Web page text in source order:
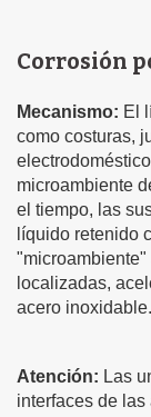
Corrosión
Mecanismo: El
como costuras,
microambiente
el tiempo, las
líquido retenido
localizadas,
acero inoxidable.
Atención: Las
interfaces de